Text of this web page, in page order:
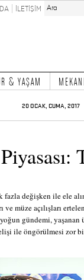
İLETİŞİM
& YAŞAM
20 OCAK, CUMA, 2017
fazla değişken ile ele
ve müze açılışları
gündemi,
ile öngörülmesi zor